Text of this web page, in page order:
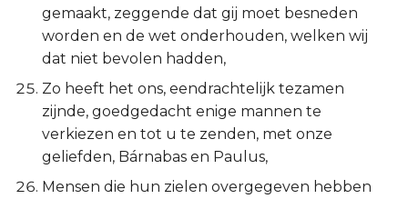
gemaakt, zeggende dat gij moet besneden
worden en de wet onderhouden, welken wij
dat niet bevolen hadden,
Zo heeft het ons, eendrachtelijk tezamen
zijnde, goedgedacht enige mannen te
verkiezen en tot u te zenden, met onze
geliefden, Bárnabas en Paulus,
Mensen die hun zielen overgegeven hebben